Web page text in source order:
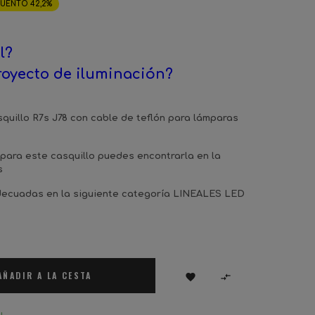
42,2%
de iluminación?
R7s J78 con cable de teflón para lámparas
este casquillo puedes encontrarla en la
en la siguiente categoría LINEALES LED
A LA CESTA  